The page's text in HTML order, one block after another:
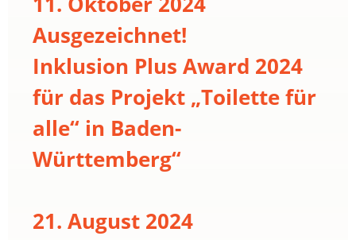
Ausgezeichnet!
Inklusion Plus Award 2024
für das Projekt „Toilette für
alle“ in Baden-
Württemberg“
21. August 2024